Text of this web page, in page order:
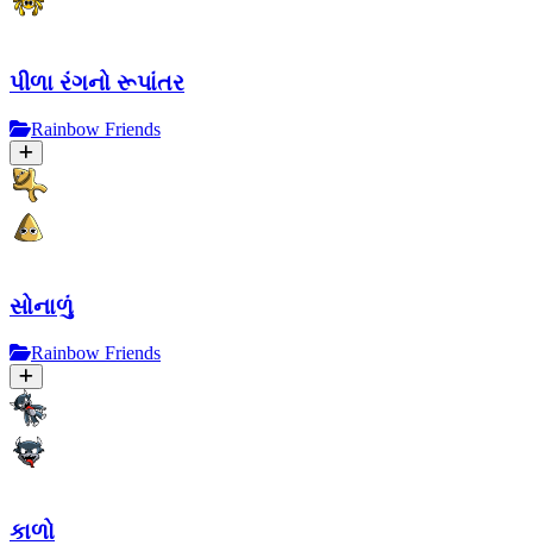
પીળા રંગનો રૂપાંતર
Rainbow Friends
સોનાળું
Rainbow Friends
કાળો